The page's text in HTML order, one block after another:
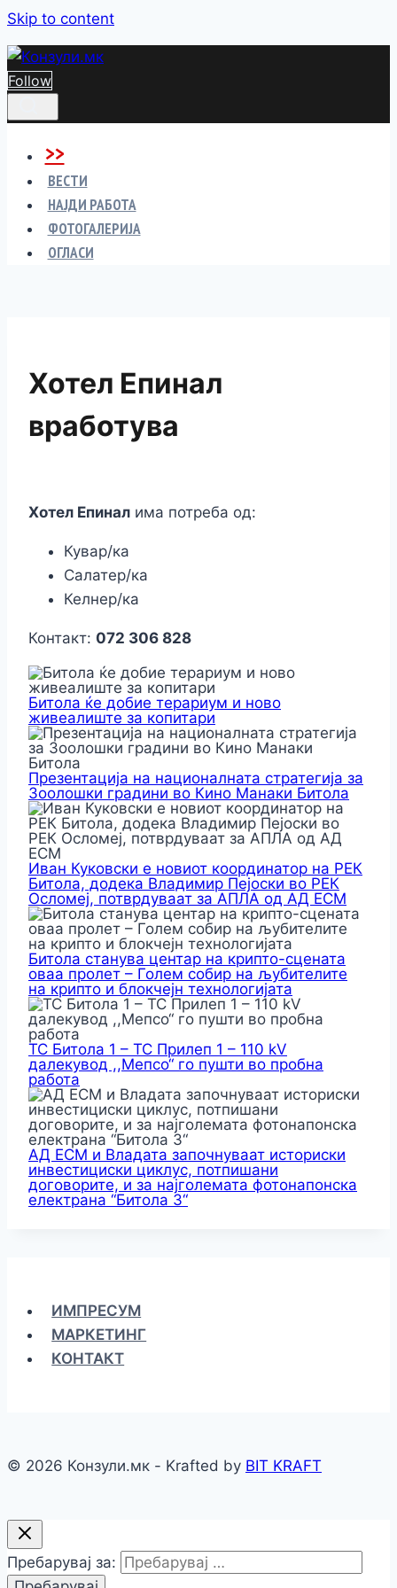
Skip to content
Follow
>>
ВЕСТИ
НАЈДИ РАБОТА
ФОТОГАЛЕРИЈА
ОГЛАСИ
Хотел Епинал
вработува
Хотел Епинал има потреба од:
Кувар/ка
Салатер/ка
Келнер/ка
Контакт: 072 306 828
Битола ќе добие терариум и ново
живеалиште за копитари
Презентација на националната стратегија за
Зоолошки градини во Кино Манаки Битола
Иван Куковски е новиот координатор на РЕК
Битола, додека Владимир Пејоски во РЕК
Осломеј, потврдуваат за АПЛА од АД ЕСМ
Битола станува центар на крипто-сцената
оваа пролет – Голем собир на љубителите
на крипто и блокчејн технологијата
ТС Битола 1 – ТС Прилеп 1 – 110 kV
далекувод ,,Мепсо“ го пушти во пробна
работа
АД ЕСМ и Владата започнуваат историски
инвестициски циклус, потпишани
договорите, и за најголемата фотонапонска
електрана “Битола 3“
ИМПРЕСУМ
МАРКЕТИНГ
КОНТАКТ
© 2026 Конзули.мк - Krafted by BIT KRAFT
Пребарувај за: